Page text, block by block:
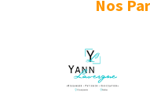
Nos